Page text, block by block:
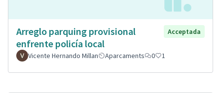
Arreglo parquing provisional
enfrente policía local
Acceptada
Vicente Hernando Millan Aparcaments 0 1